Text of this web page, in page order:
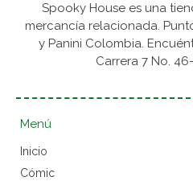
Spooky House es una
mercancía relacionada.
y Panini Colombia.
Carrera 7 No.
Menú
Inicio
Cómic